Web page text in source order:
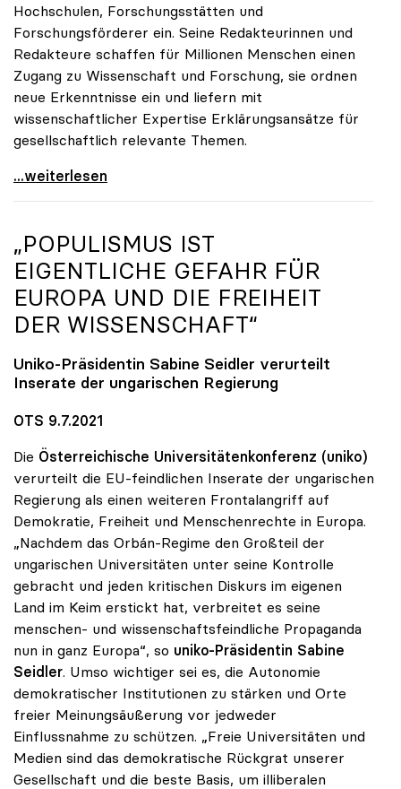
Hochschulen, Forschungsstätten und
Forschungsförderer ein. Seine Redakteurinnen und
Redakteure schaffen für Millionen Menschen einen
Zugang zu Wissenschaft und Forschung, sie ordnen
neue Erkenntnisse ein und liefern mit
wissenschaftlicher Expertise Erklärungsansätze für
gesellschaftlich relevante Themen.
Zukunft braucht Wissen
...weiterlesen
„POPULISMUS IST
EIGENTLICHE GEFAHR FÜR
EUROPA UND DIE FREIHEIT
DER WISSENSCHAFT“
Uniko-Präsidentin Sabine Seidler verurteilt
Inserate der ungarischen Regierung
OTS 9.7.2021
Die Österreichische Universitätenkonferenz (uniko)
verurteilt die EU-feindlichen Inserate der ungarischen
Regierung als einen weiteren Frontalangriff auf
Demokratie, Freiheit und Menschenrechte in Europa.
„Nachdem das Orbán-Regime den Großteil der
ungarischen Universitäten unter seine Kontrolle
gebracht und jeden kritischen Diskurs im eigenen
Land im Keim erstickt hat, verbreitet es seine
menschen- und wissenschaftsfeindliche Propaganda
nun in ganz Europa“, so uniko-Präsidentin Sabine
Seidler. Umso wichtiger sei es, die Autonomie
demokratischer Institutionen zu stärken und Orte
freier Meinungsäußerung vor jedweder
Einflussnahme zu schützen. „Freie Universitäten und
Medien sind das demokratische Rückgrat unserer
Gesellschaft und die beste Basis, um illiberalen